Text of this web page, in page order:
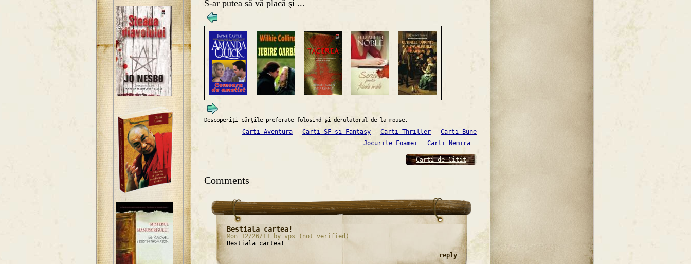
S-ar putea să vă placă şi ...
Descoperiţi cărţile preferate folosind şi derulatorul de la mouse.
Carti Aventura Carti SF si Fantasy Carti Thriller
Carti Bune
Jocurile Foamei
Carti Nemira
Carti de Citit
Comments
Bestiala cartea!
Mon 12/26/11 by vps (not verified)
Bestiala cartea!
reply